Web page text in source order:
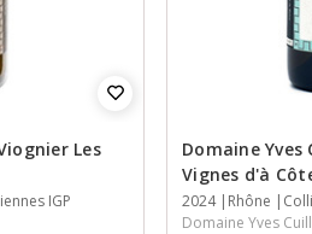
Les
IGP
Domaine Yves
Vignes d'à
2024 Rhône
Domaine Yves